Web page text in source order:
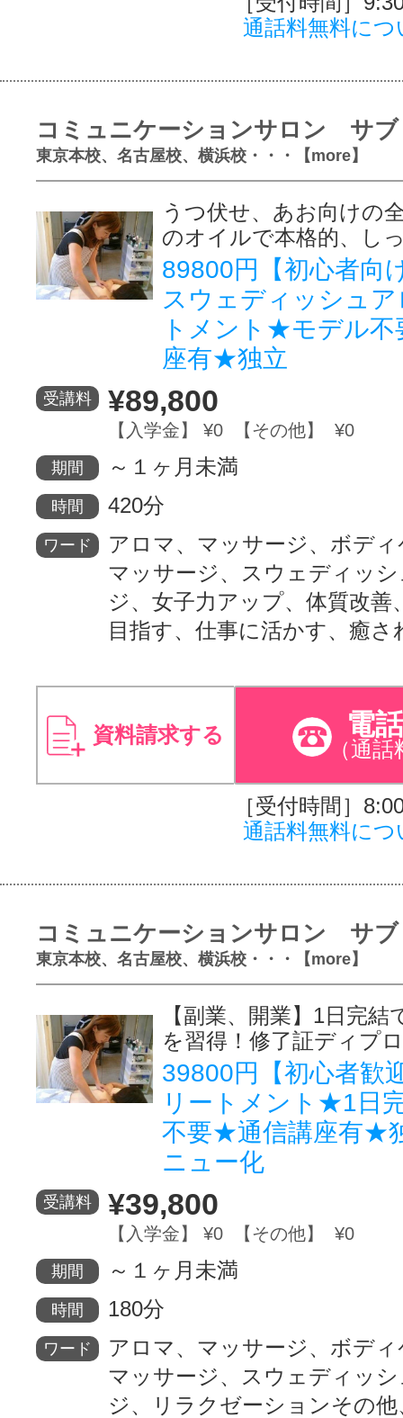
通話料無料につ
コミュニケーションサロン サブ
東京本校、名古屋校、横浜校・・・【more】
うつ伏せ、あお向けの
のオイルで本格的、し
89800円【初心者向
スウェディッシュ
トメント★モデル
座有★独立
受講料 ¥89,800
【入学金】 ¥0 【その他】 ¥0
期間 ～１ヶ月未満
時間 420分
ワード
アロマ、マッサージ、ボデ
マッサージ、スウェディッ
ジ、女子力アップ、体質改善
目指す、仕事に活かす、癒さ
資料請求する 電
（通話
［受付時間］
通話料無料につ
コミュニケーションサロン サブ
東京本校、名古屋校、横浜校・・・【more】
【副業、開業】1日完結
を習得！修了証ディプ
39800円【初心者歓
リートメント★1日
不要★通信講座有★
ニュー化
受講料 ¥39,800
【入学金】 ¥0 【その他】 ¥0
期間 ～１ヶ月未満
時間 180分
ワード
アロマ、マッサージ、ボデ
マッサージ、スウェディッ
ジ、リラクゼーションその